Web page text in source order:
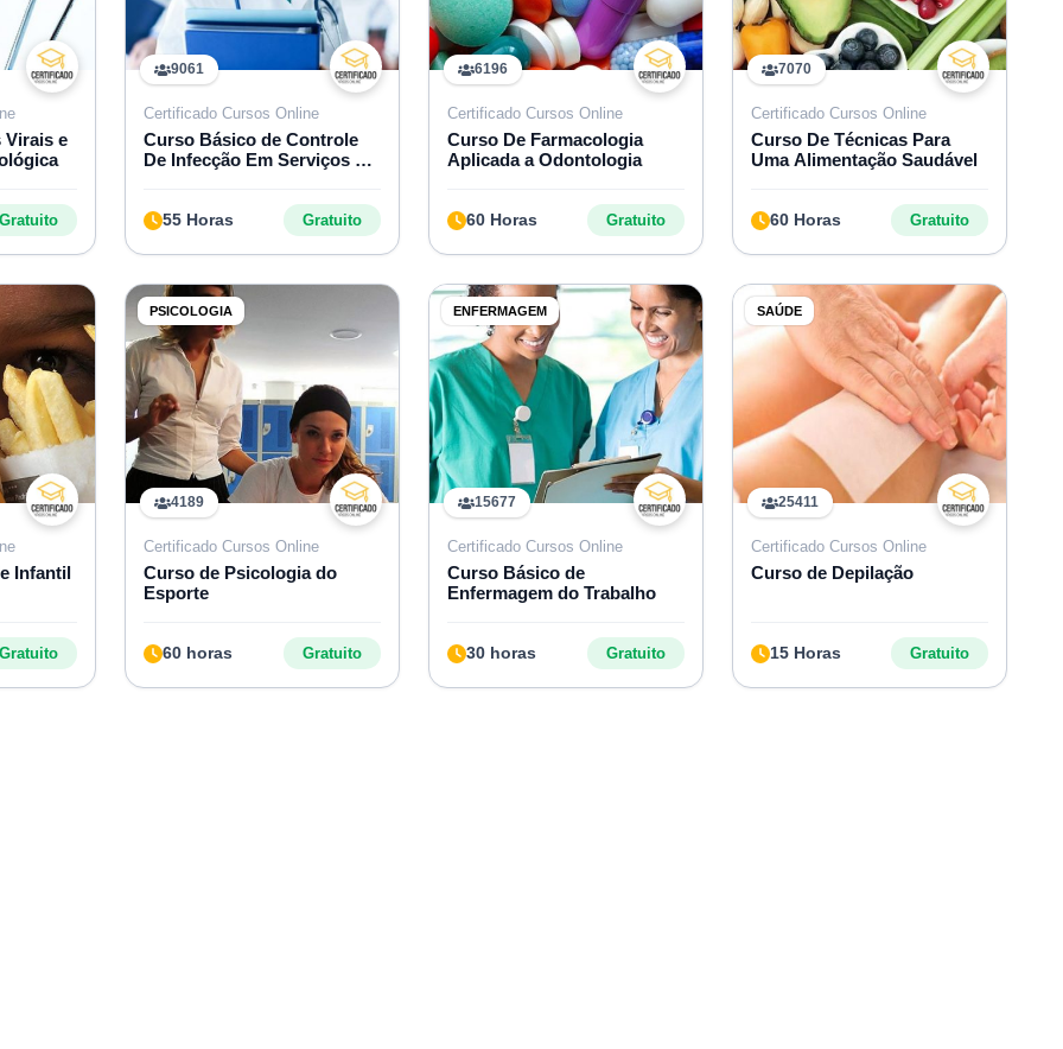
Virais e
Gratuito
9061
Certificado Cursos Online
Curso Básico de Controle
De Infecção Em Serviços De
55 Horas Gratuito
6196
Certificado Cursos Online
Curso De Farmacologia
Aplicada a Odontologia
60 Horas Gratuito
7070
Certificado Cursos Online
Curso De Técnicas Para
Uma Alimentação Saudável
60 Horas Gratuito
Infantil
Gratuito
PSICOLOGIA
4189
Certificado Cursos Online
Curso de Psicologia do
Esporte
60 horas Gratuito
ENFERMAGEM
15677
Certificado Cursos Online
Curso Básico de
Enfermagem do Trabalho
30 horas Gratuito
SAÚDE
25411
Certificado Cursos Online
Curso de Depilação
15 Horas Gratuito